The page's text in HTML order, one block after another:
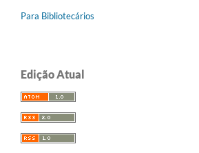
Para Bibliotecários
Edição Atual